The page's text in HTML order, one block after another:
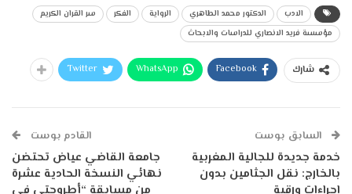
الادب الدكتور محمد الطاهري الرواية الفكر
سر القران الكريم
مؤسسة فريد الانصاري للدراسات والابحاث
شارك Facebook
WhatsApp
Twitter
السابق بوست
خدمة جديدة للجالية المغربية
بالخارج: نقل الجثامين بدون
القادم بوست
جامعة القاضي عياض تحتضن
نهائي النسخة الحادية عشرة